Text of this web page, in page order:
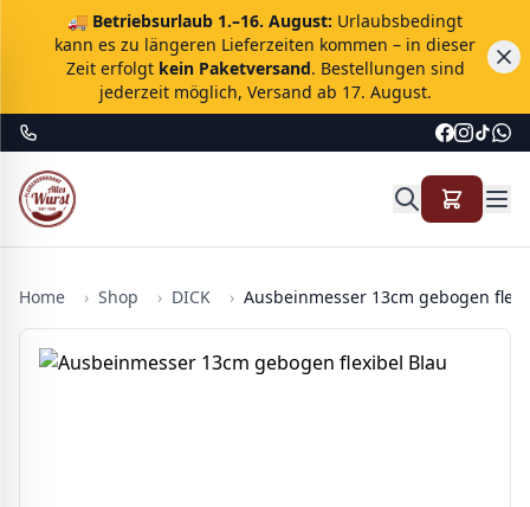
🚚 Betriebsurlaub 1.–16. August: Urlaubsbedingt
kann es zu längeren Lieferzeiten kommen – in dieser
Zeit erfolgt kein Paketversand. Bestellungen sind
jederzeit möglich, Versand ab 17. August.
Home › Shop › DICK › Ausbeinmesser 13cm gebogen